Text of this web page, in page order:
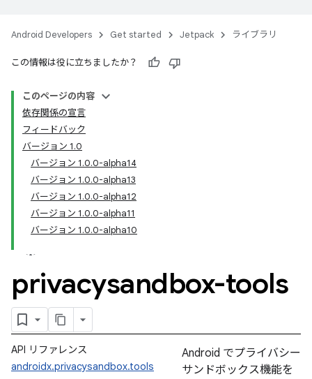
Android Developers Get started Jetpack ライブラリ
この情報は役に立ちましたか？
このページの内容
依存関係の宣言
フィードバック
バージョン 1.0
バージョン 1.0.0-alpha14
バージョン 1.0.0-alpha13
バージョン 1.0.0-alpha12
バージョン 1.0.0-alpha11
バージョン 1.0.0-alpha10
privacysandbox-tools
API リファレンス
androidx.privacysandbox.tools
Android でプライバシー
サンドボックス機能を